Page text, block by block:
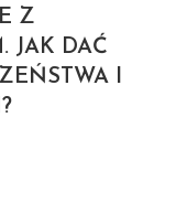
Z
JAK DAĆ
I